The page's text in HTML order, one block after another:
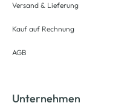
Versand & Lieferung
Kauf auf Rechnung
AGB
Unternehmen